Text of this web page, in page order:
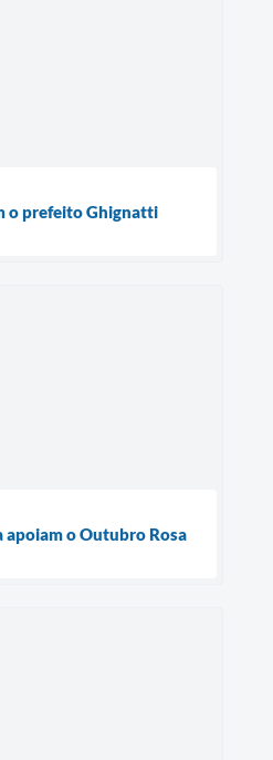
o prefeito Ghignatti
apoiam o Outubro Rosa